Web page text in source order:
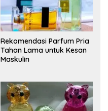
Rekomendasi Parfum Pria
Tahan Lama untuk Kesan
Maskulin